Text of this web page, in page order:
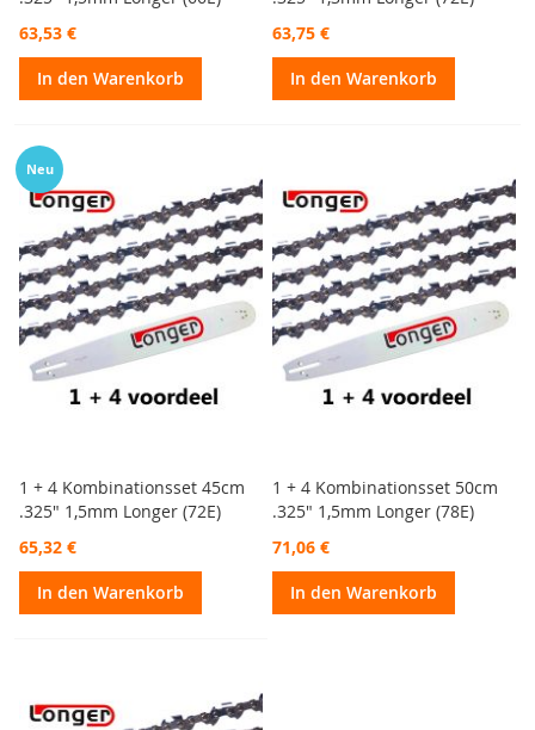
63,53 €
In den Warenkorb
63,75 €
In den Warenkorb
Neu
1 + 4 Kombinationsset 45cm
.325" 1,5mm Longer (72E)
65,32 €
In den Warenkorb
1 + 4 Kombinationsset 50cm
.325" 1,5mm Longer (78E)
71,06 €
In den Warenkorb